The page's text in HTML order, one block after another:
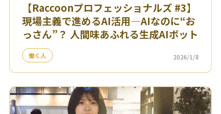
【Raccoonプロフェッショナルズ #3】
現場主義で進めるAI活用—AIなのに“お
っさん”？ 人間味あふれる生成AIボット
働く人 2026/1/8